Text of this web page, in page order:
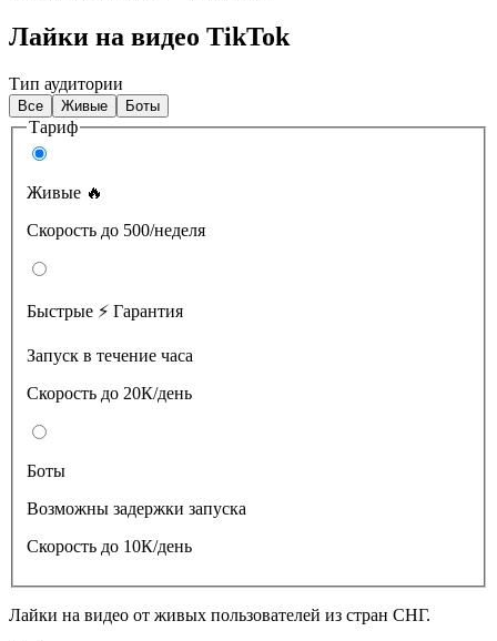
Лайки на видео TikTok
Тип аудитории
Все Живые Боты
Тариф
Живые 🔥
Скорость до 500/неделя
Быстрые ⚡️ Гарантия
Запуск в течение часа
Скорость до 20К/день
Боты
Возможны задержки запуска
Скорость до 10К/день
Лайки на видео от живых пользователей из стран СНГ.